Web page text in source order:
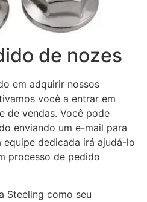
de nozes
em adquirir nossos
você a entrar em
de vendas. Você pode
enviando um e-mail para
equipe dedicada irá ajudá-lo
processo de pedido
Steeling como seu